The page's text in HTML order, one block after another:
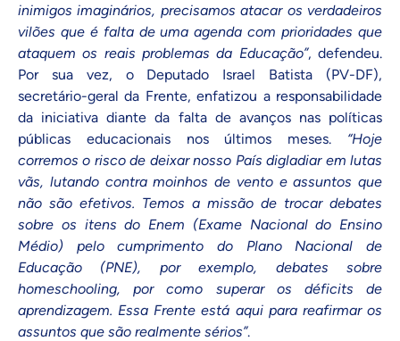
inimigos imaginários, precisamos atacar os verdadeiros
vilões que é falta de uma agenda com prioridades que
ataquem os reais problemas da Educação”, defendeu.
Por sua vez, o Deputado Israel Batista (PV-DF),
secretário-geral da Frente, enfatizou a responsabilidade
da iniciativa diante da falta de avanços nas políticas
públicas educacionais nos últimos meses. “Hoje
corremos o risco de deixar nosso País digladiar em lutas
vãs, lutando contra moinhos de vento e assuntos que
não são efetivos. Temos a missão de trocar debates
sobre os itens do Enem (Exame Nacional do Ensino
Médio) pelo cumprimento do Plano Nacional de
Educação (PNE), por exemplo, debates sobre
homeschooling, por como superar os déficits de
aprendizagem. Essa Frente está aqui para reafirmar os
assuntos que são realmente sérios”.